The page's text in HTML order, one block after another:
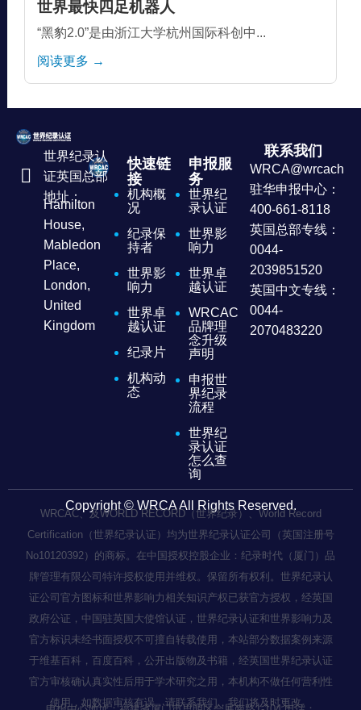
世界最快四足机器人
“黑豹2.0”是由浙江大学杭州国际科创中...
阅读更多 →
世界纪录认
证英国总部
地址：
Hamilton
House,
Mabledon
Place,
London,
United
Kingdom
快速链
接
机构概
况
纪录保
持者
世界影
响力
世界卓
越认证
纪录片
机构动
态
申报服
务
世界纪
录认证
世界影
响力
世界卓
越认证
WRCAC
品牌理
念升级
声明
申报世
界纪录
流程
世界纪
录认证
怎么查
询
联系我们
驻华申报中心：
400-661-8118
英国总部专线：
0044-
2039851520
英国中文专线：
0044-
2070483220
Copyright © WRCA All Rights Reserved.
WRCAC、及WORLD RECORD（世界纪录）、World Record
Certification（世界纪录认证）均为世界纪录认证公司（英国注册号
No10120392）的商标。在中国授权控股企业：纪录时代（厦门）品
牌管理有限公司特许授权使用并维权。保留所有权利。世界纪录认
证公司官方图标和世界影响力相关知识产权已获官方授权，经英国
政府公证，中国驻英国大使馆认证，世界纪录认证和世界影响力及
官方标识未经书面授权不可擅自转载使用，本站部分数据案例来源
于维基百科，百度百科，公开出版物及书籍，经英国世界纪录认证
官方审核确认真实性后用于学术研究之用，本机构不做任何营利性
使用，如数据审核有误，请联系我们，我们将及时更改。